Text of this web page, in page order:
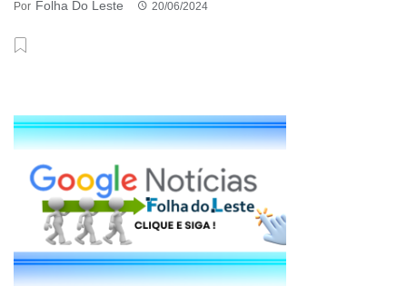
Por Folha Do Leste 20/06/2024